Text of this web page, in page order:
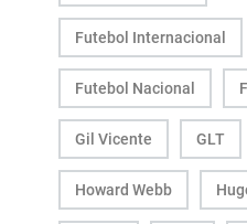
Futebol Internacional
Futebol Nacional
Gil Vicente GLT
Howard Webb